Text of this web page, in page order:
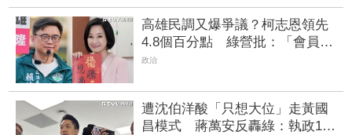
高雄民調又爆爭議？柯志恩領先
4.8個百分點 綠營批：「會員
制」投票取暖
政治
遭沈伯洋酸「只想大位」走黃國
昌模式 蔣萬安反轟綠：執政10